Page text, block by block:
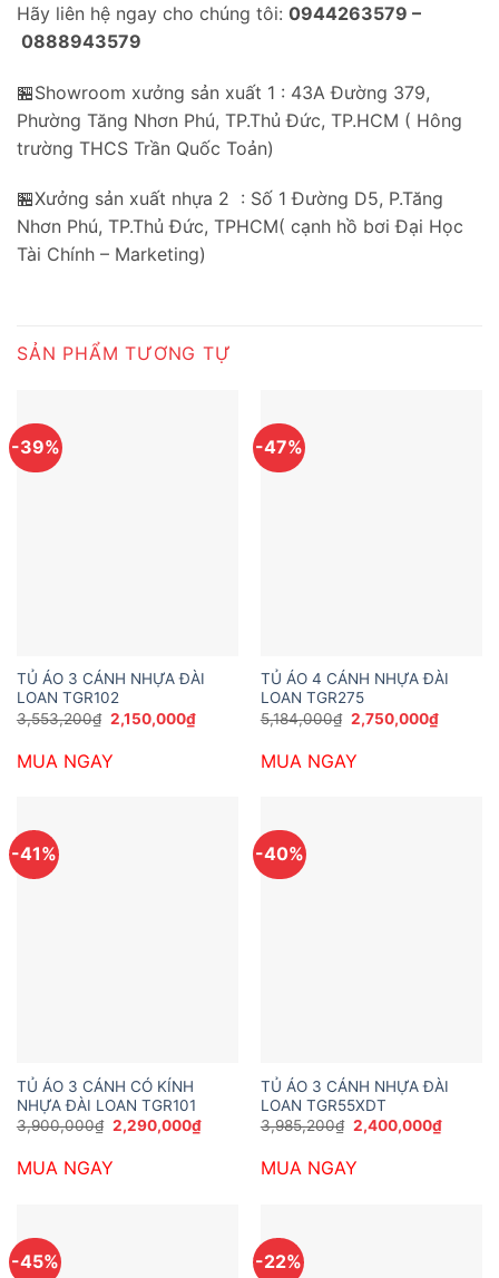
Hãy liên hệ ngay cho chúng tôi: 0944263579 –
0888943579
🏪Showroom xưởng sản xuất 1 : 43A Đường 379,
Phường Tăng Nhơn Phú, TP.Thủ Đức, TP.HCM ( Hông
trường THCS Trần Quốc Toản)
🏪Xưởng sản xuất nhựa 2 : Số 1 Đường D5, P.Tăng
Nhơn Phú, TP.Thủ Đức, TPHCM( cạnh hồ bơi Đại Học
Tài Chính – Marketing)
SẢN PHẨM TƯƠNG TỰ
-39%
TỦ ÁO 3 CÁNH NHỰA ĐÀI
LOAN TGR102
3,553,200₫ Giá
gốc
3,553,200₫.
2,150,000₫Giá
hiện
MUA NGAY
-47%
TỦ ÁO 4 CÁNH NHỰA ĐÀI
LOAN TGR275
5,184,000₫ Giá
gốc
5,184,000₫.
2,750,000₫Giá
hiện
MUA NGAY
-41%
TỦ ÁO 3 CÁNH CÓ KÍNH
NHỰA ĐÀI LOAN TGR101
3,900,000₫ Giá
gốc
3,900,000₫.
2,290,000₫Giá
hiện
MUA NGAY
-40%
TỦ ÁO 3 CÁNH NHỰA ĐÀI
LOAN TGR55XDT
3,985,200₫ Giá
gốc
3,985,200₫.
2,400,000₫Giá
hiện
MUA NGAY
-45% -22%